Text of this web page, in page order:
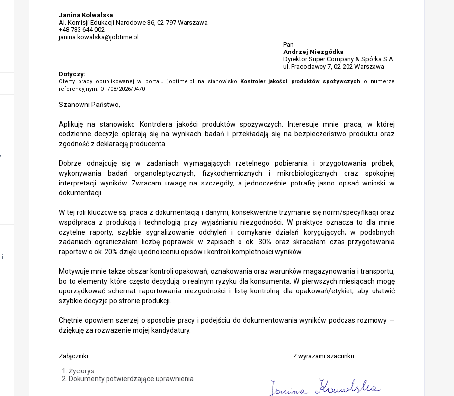
i
Janina Kolwalska
Al. Komisji Edukacji Narodowe 36, 02-797 Warszawa
+48 733 644 002
janina.kowalska@jobtime.pl
Pan
Andrzej Niezgódka
Dyrektor Super Company & Spółka S.A.
ul. Pracodawcy 7, 02-202 Warszawa
Dotyczy:
Oferty pracy opublikowanej w portalu jobtime.pl na stanowisko Kontroler jakości produktów spożywczych o numerze
referencyjnym: OP/08/2026/9470
Szanowni Państwo,
Aplikuję na stanowisko Kontrolera jakości produktów spożywczych. Interesuje mnie praca, w której
codzienne decyzje opierają się na wynikach badań i przekładają się na bezpieczeństwo produktu oraz
zgodność z deklaracją producenta.
Dobrze odnajduję się w zadaniach wymagających rzetelnego pobierania i przygotowania próbek,
wykonywania badań organoleptycznych, fizykochemicznych i mikrobiologicznych oraz spokojnej
interpretacji wyników. Zwracam uwagę na szczegóły, a jednocześnie potrafię jasno opisać wnioski w
dokumentacji.
W tej roli kluczowe są: praca z dokumentacją i danymi, konsekwentne trzymanie się norm/specyfikacji oraz
współpraca z produkcją i technologią przy wyjaśnianiu niezgodności. W praktyce oznacza to dla mnie
czytelne raporty, szybkie sygnalizowanie odchyleń i domykanie działań korygujących; w podobnych
zadaniach ograniczałam liczbę poprawek w zapisach o ok. 30% oraz skracałam czas przygotowania
raportów o ok. 20% dzięki ujednoliceniu opisów i kontroli kompletności wyników.
Motywuje mnie także obszar kontroli opakowań, oznakowania oraz warunków magazynowania i transportu,
bo to elementy, które często decydują o realnym ryzyku dla konsumenta. W pierwszych miesiącach mogę
uporządkować schemat raportowania niezgodności i listę kontrolną dla opakowań/etykiet, aby ułatwić
szybkie decyzje po stronie produkcji.
Chętnie opowiem szerzej o sposobie pracy i podejściu do dokumentowania wyników podczas rozmowy —
dziękuję za rozważenie mojej kandydatury.
Załączniki:
Życiorys
Dokumenty potwierdzające uprawnienia
Z wyrazami szacunku